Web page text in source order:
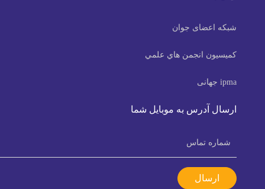
شبکه اعضای جوان
كميسيون انجمن هاي علمي
ipma جهانی
ارسال آدرس به موبایل شما
ارسال